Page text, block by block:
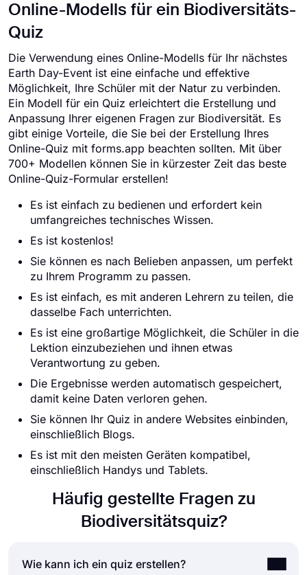
Online-Modells für ein Biodiversitäts-
Quiz
Die Verwendung eines Online-Modells für Ihr nächstes
Earth Day-Event ist eine einfache und effektive
Möglichkeit, Ihre Schüler mit der Natur zu verbinden.
Ein Modell für ein Quiz erleichtert die Erstellung und
Anpassung Ihrer eigenen Fragen zur Biodiversität. Es
gibt einige Vorteile, die Sie bei der Erstellung Ihres
Online-Quiz mit forms.app beachten sollten. Mit über
700+ Modellen können Sie in kürzester Zeit das beste
Online-Quiz-Formular erstellen!
Es ist einfach zu bedienen und erfordert kein
umfangreiches technisches Wissen.
Es ist kostenlos!
Sie können es nach Belieben anpassen, um perfekt
zu Ihrem Programm zu passen.
Es ist einfach, es mit anderen Lehrern zu teilen, die
dasselbe Fach unterrichten.
Es ist eine großartige Möglichkeit, die Schüler in die
Lektion einzubeziehen und ihnen etwas
Verantwortung zu geben.
Die Ergebnisse werden automatisch gespeichert,
damit keine Daten verloren gehen.
Sie können Ihr Quiz in andere Websites einbinden,
einschließlich Blogs.
Es ist mit den meisten Geräten kompatibel,
einschließlich Handys und Tablets.
Häufig gestellte Fragen zu
Biodiversitätsquiz?
Wie kann ich ein quiz erstellen?